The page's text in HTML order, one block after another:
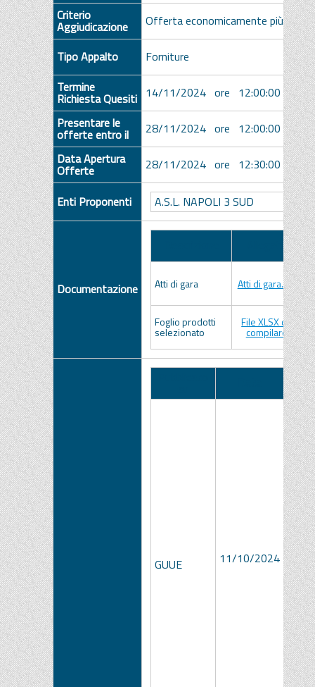
Criterio
Aggiudicazione Offerta economicamente più
Tipo Appalto
Forniture
Termine
Richiesta Quesiti 14/11/2024 ore 12:00:00 [Ora
Presentare le
offerte entro il
28/11/2024 ore 12:00:00 [Ora
Data Apertura
Offerte 28/11/2024 ore 12:30:00 [Ora
Enti Proponenti A.S.L. NAPOLI 3 SUD
Documentazione
Allegato
Atti di gara Atti di gara.zip
Foglio prodotti
selezionato
File XLSX da
compilare
GUUE 11/10/2024